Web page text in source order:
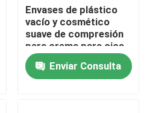
Envases de plástico
vacío y cosmético
suave de compresión
para crema para ojos
Enviar Consulta